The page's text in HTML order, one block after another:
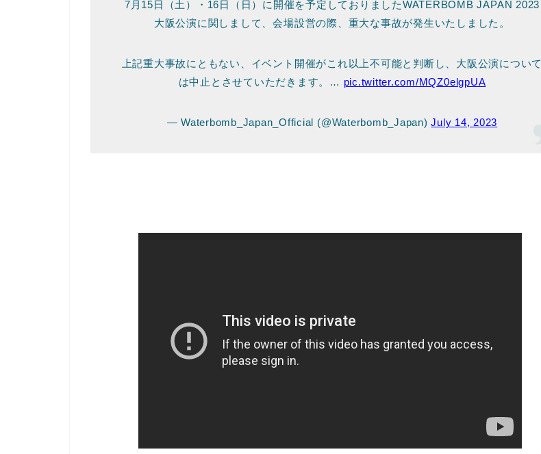
7月15日（土）・16日（日）に開催を予定しておりましたWATERBOMB JAPAN 2023
大阪公演に関しまして、会場設営の際、重大な事故が発生いたしました。
上記重大事故にともない、イベント開催がこれ以上不可能と判断し、大阪公演について
は中止とさせていただきます。… pic.twitter.com/MQZ0elgpUA
— Waterbomb_Japan_Official (@Waterbomb_Japan)July 14, 2023